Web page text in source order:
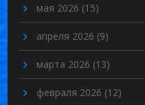
мая 2026 (15)
апреля 2026 (9)
марта 2026 (13)
февраля 2026 (12)